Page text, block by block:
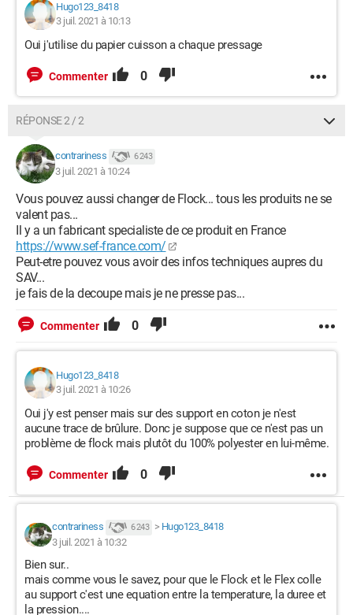
Hugo123_8418
3 juil. 2021 à 10:13
Oui j'utilise du papier cuisson a chaque pressage
Commenter 0
RÉPONSE 2 / 2
contrariness 6 243
3 juil. 2021 à 10:24
Vous pouvez aussi changer de Flock... tous les produits ne se
valent pas...
Il y a un fabricant specialiste de ce produit en France
https://www.sef-france.com/
Peut-etre pouvez vous avoir des infos techniques aupres du
SAV...
je fais de la decoupe mais je ne presse pas...
Commenter 0
Hugo123_8418
3 juil. 2021 à 10:26
Oui j'y est penser mais sur des support en coton je n'est
aucune trace de brûlure. Donc je suppose que ce n'est pas un
problème de flock mais plutôt du 100% polyester en lui-même.
Commenter 0
contrariness 6 243 > Hugo123_8418
3 juil. 2021 à 10:32
Bien sur..
mais comme vous le savez, pour que le Flock et le Flex colle
au support c'est une equation entre la temperature, la duree et
la pression....